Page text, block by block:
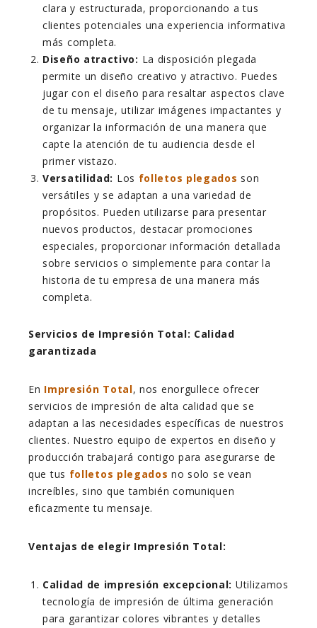
clara y estructurada, proporcionando a tus
clientes potenciales una experiencia informativa
más completa.
Diseño atractivo: La disposición plegada
permite un diseño creativo y atractivo. Puedes
jugar con el diseño para resaltar aspectos clave
de tu mensaje, utilizar imágenes impactantes y
organizar la información de una manera que
capte la atención de tu audiencia desde el
primer vistazo.
Versatilidad: Los folletos plegados son
versátiles y se adaptan a una variedad de
propósitos. Pueden utilizarse para presentar
nuevos productos, destacar promociones
especiales, proporcionar información detallada
sobre servicios o simplemente para contar la
historia de tu empresa de una manera más
completa.
Servicios de Impresión Total: Calidad
garantizada
En Impresión Total, nos enorgullece ofrecer
servicios de impresión de alta calidad que se
adaptan a las necesidades específicas de nuestros
clientes. Nuestro equipo de expertos en diseño y
producción trabajará contigo para asegurarse de
que tus folletos plegados no solo se vean
increíbles, sino que también comuniquen
eficazmente tu mensaje.
Ventajas de elegir Impresión Total:
Calidad de impresión excepcional: Utilizamos
tecnología de impresión de última generación
para garantizar colores vibrantes y detalles